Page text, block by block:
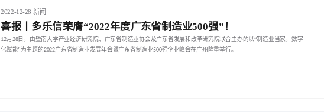
2022-12-28 新闻
喜报丨多乐信荣膺“2022年度广东省制造业500强”！
12月28日，由暨南大学产业经济研究院、广东省制造业协会及广东省发展和改革研究院联合主办的以“制造业当家，数字
化赋能”为主题的2022广东省制造业发展年会暨广东省制造业500强企业峰会在广州隆重举行。